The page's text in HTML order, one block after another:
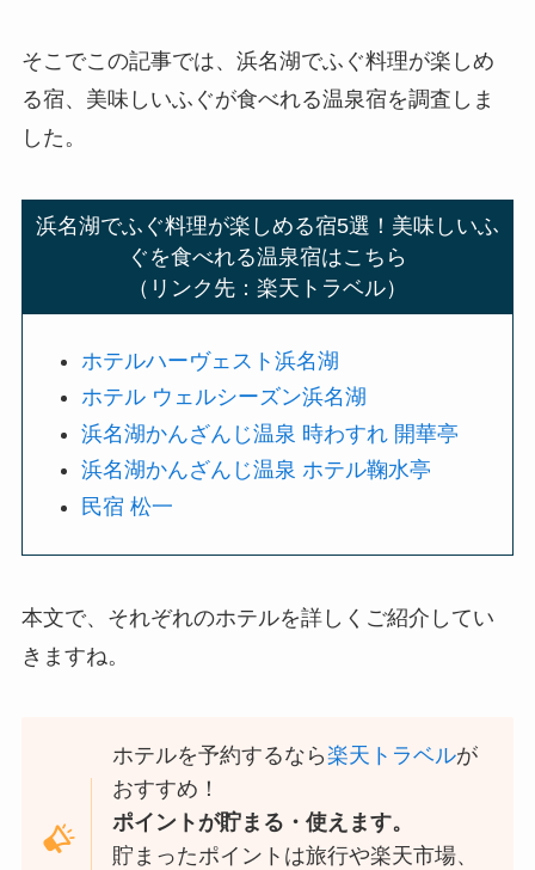
そこでこの記事では、浜名湖でふぐ料理が楽しめ
る宿、美味しいふぐが食べれる温泉宿を調査しま
した。
浜名湖でふぐ料理が楽しめる宿5選！美味しいふ
ぐを食べれる温泉宿はこちら
（リンク先：楽天トラベル）
ホテルハーヴェスト浜名湖
ホテル ウェルシーズン浜名湖
浜名湖かんざんじ温泉 時わすれ 開華亭
浜名湖かんざんじ温泉 ホテル鞠水亭
民宿 松一
本文で、それぞれのホテルを詳しくご紹介してい
きますね。
ホテルを予約するなら楽天トラベルが
おすすめ！
ポイントが貯まる・使えます。
貯まったポイントは旅行や楽天市場、